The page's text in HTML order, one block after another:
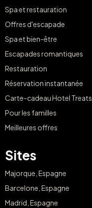
Spa et restauration
Offres d'escapade
Spa et bien-être
Escapades romantiques
Restauration
Réservation instantanée
Carte-cadeau Hotel Treats
Pour les familles
Meilleures offres
Sites
Majorque, Espagne
Barcelone, Espagne
Madrid, Espagne